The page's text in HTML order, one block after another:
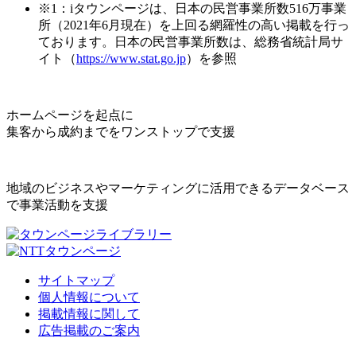
※1：iタウンページは、日本の民営事業所数516万事業
所（2021年6月現在）を上回る網羅性の高い掲載を行っ
ております。日本の民営事業所数は、総務省統計局サ
イト（https://www.stat.go.jp）を参照
ホームページを起点に
集客から成約までをワンストップで支援
地域のビジネスやマーケティングに活用できるデータベース
で事業活動を支援
サイトマップ
個人情報について
掲載情報に関して
広告掲載のご案内